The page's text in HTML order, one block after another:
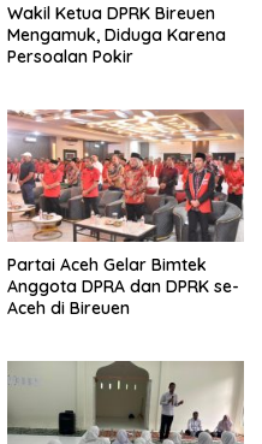
Wakil Ketua DPRK Bireuen
Mengamuk, Diduga Karena
Persoalan Pokir
Partai Aceh Gelar Bimtek
Anggota DPRA dan DPRK se-
Aceh di Bireuen